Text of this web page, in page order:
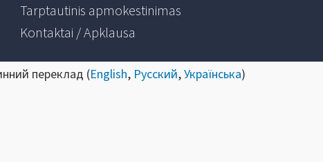
Tarptautinis apmokestinimas
Kontaktai / Apklausa
переклад (English, Русский,Українська)